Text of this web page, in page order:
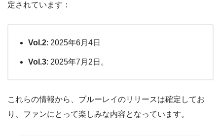
定されています：
Vol.2: 2025年6月4日
Vol.3: 2025年7月2日。
これらの情報から、ブルーレイのリリースは確定してお
り、ファンにとって楽しみな内容となっています。